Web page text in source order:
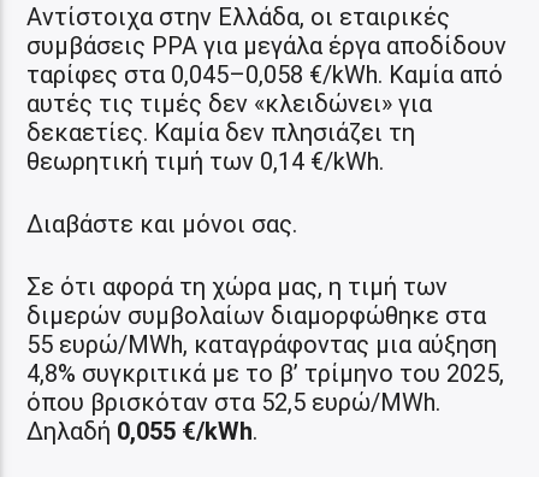
Αντίστοιχα στην Ελλάδα, οι εταιρικές
συμβάσεις PPA για μεγάλα έργα αποδίδουν
ταρίφες στα 0,045–0,058 €/kWh. Καμία από
αυτές τις τιμές δεν «κλειδώνει» για
δεκαετίες. Καμία δεν πλησιάζει τη
θεωρητική τιμή των 0,14 €/kWh.
Διαβάστε και μόνοι σας.
Σε ότι αφορά τη χώρα μας, η τιμή των
διμερών συμβολαίων διαμορφώθηκε στα
55 ευρώ/MWh, καταγράφοντας μια αύξηση
4,8% συγκριτικά με το β’ τρίμηνο του 2025,
όπου βρισκόταν στα 52,5 ευρώ/MWh.
Δηλαδή 0,055 €/kWh.